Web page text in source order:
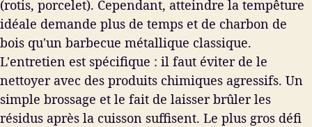
(rotis, porcelet). Cependant, atteindre la tempêture
idéale demande plus de temps et de charbon de
bois qu'un barbecue métallique classique.
L'entretien est spécifique : il faut éviter de le
nettoyer avec des produits chimiques agressifs. Un
simple brossage et le fait de laisser brûler les
résidus après la cuisson suffisent. Le plus gros défi